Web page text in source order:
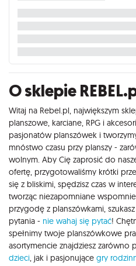
O sklepie
Witaj na Rebel.pl, największym
planszowe, karciane, RPG i
pasjonatów planszówek i
mnóstwo czasu przy planszy -
wolnym. Aby Cię zaprosić do
ofertę, przygotowaliśmy krótki
się z bliskimi, spędzisz czas w
tworząc niezapomniane
przygodę z planszówkami, szukasz
pytania - nie wahaj się pytać!
spełnimy twoje planszówkowe
asortymencie znajdziesz zarówno
dzieci , jak i pasjonujące gry